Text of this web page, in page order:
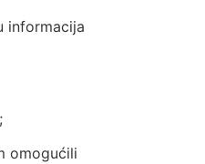
informacija
omogućili